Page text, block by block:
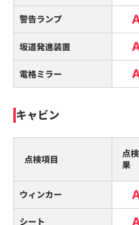
警告ランプ
坂道発進装置
電格ミラー
キャビン
点検項目
点
果
ウィンカー
シート